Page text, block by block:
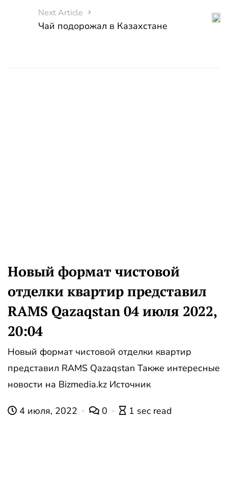
Next Article
Чай подорожал в Казахстане
Новый формат чистовой
отделки квартир представил
RAMS Qazaqstan 04 июля 2022,
20:04
Новый формат чистовой отделки квартир
представил RAMS Qazaqstan Также интересные
новости на Bizmedia.kz Источник
4 июля, 2022 0 1 sec read